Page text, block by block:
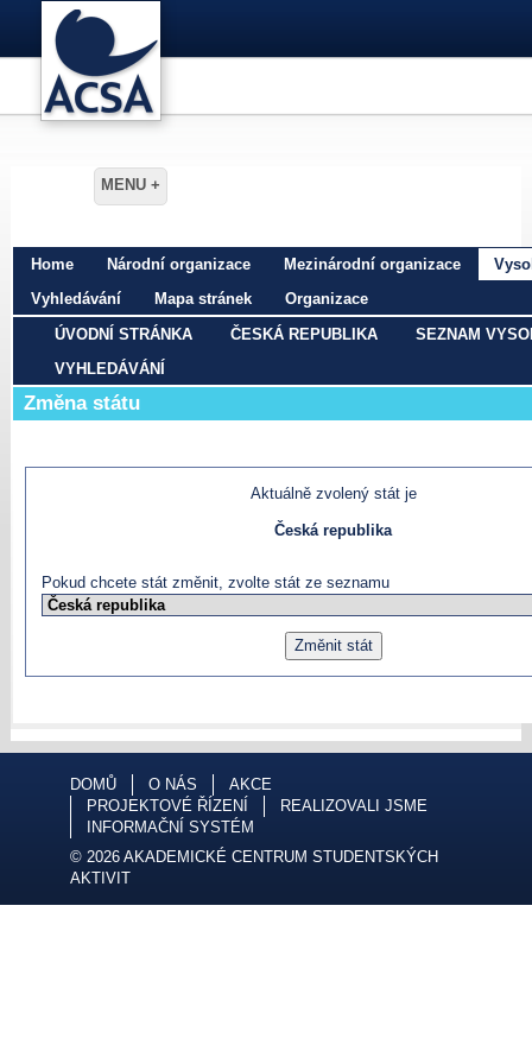
Home Národní organizace Mezinárodní organizace
Vyhledávání
Mapa stránek Organizace
ÚVODNÍ STRÁNKA ČESKÁ REPUBLIKA
SEZNAM
VYHLEDÁVÁNÍ
Změna státu
Aktuálně zvolený stát je
Česká republika
Pokud chcete stát změnit, zvolte stát ze seznamu
DOMŮ O NÁS
AKCE
PROJEKTOVÉ ŘÍZENÍ
REALIZOVALI JSME
INFORMAČNÍ SYSTÉM
© 2026 AKADEMICKÉ CENTRUM STUDENTSKÝCH
AKTIVIT